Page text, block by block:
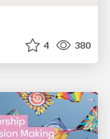
4 380